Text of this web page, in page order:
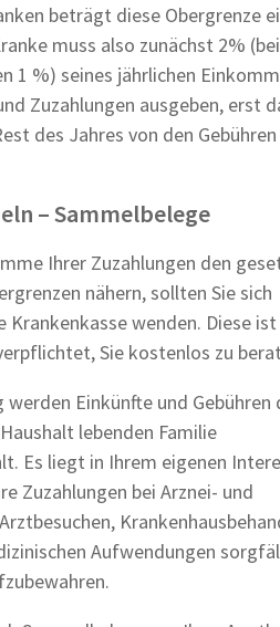
beträgt diese Obergrenze
muss also zunächst 2% (bei
1 %) seines jährlichen
Zuzahlungen ausgeben, erst
des Jahres von den
– Sammelbelege
Ihrer Zuzahlungen den
nähern, sollten Sie sich
Krankenkasse wenden. Diese ist
Sie kostenlos zu
werden Einkünfte und Gebühren
lebenden Familie
Es liegt in Ihrem eigenen
Zuzahlungen bei Arznei- und
Aufwendungen